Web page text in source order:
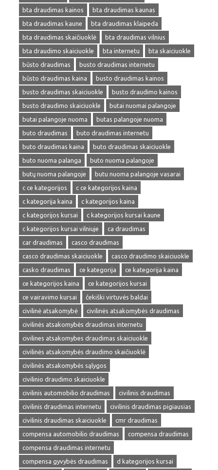
bta draudimas kainos
bta draudimas kaunas
bta draudimas kaune
bta draudimas klaipeda
bta draudimas skaičiuoklė
bta draudimas vilnius
bta draudimo skaiciuokle
bta internetu
bta skaiciuokle
būsto draudimas
busto draudimas internetu
būsto draudimas kaina
busto draudimas kainos
busto draudimas skaiciuokle
busto draudimo kainos
busto draudimo skaiciuokle
butai nuomai palangoje
butai palangoje nuoma
butas palangoje nuoma
buto draudimas
buto draudimas internetu
buto draudimas kaina
buto draudimas skaiciuokle
buto nuoma palanga
buto nuoma palangoje
butų nuoma palangoje
butu nuoma palangoje vasarai
c ce kategorijos
c ce kategorijos kaina
c kategorija kaina
c kategorijos kaina
c kategorijos kursai
c kategorijos kursai kaune
c kategorijos kursai vilniuje
ca draudimas
car draudimas
casco draudimas
casco draudimas skaiciuokle
casco draudimo skaiciuokle
casko draudimas
ce kategorija
ce kategorija kaina
ce kategorijos kaina
ce kategorijos kursai
ce vairavimo kursai
čekiški virtuvės baldai
civilinė atsakomybė
civilinės atsakomybės draudimas
civilinės atsakomybės draudimas internetu
civilines atsakomybes draudimas skaiciuokle
civilinės atsakomybės draudimo skaičiuoklė
civilinės atsakomybės sąlygos
civilinio draudimo skaiciuokle
civilinis automobilio draudimas
civilinis draudimas
civilinis draudimas internetu
civilinis draudimas pigiausias
civilinis draudimas skaiciuokle
cmr draudimas
compensa automobilio draudimas
compensa draudimas
compensa draudimas internetu
compensa gyvybės draudimas
d kategorijos kursai